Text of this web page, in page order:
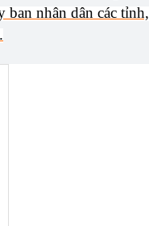
nhân dân các tỉnh,